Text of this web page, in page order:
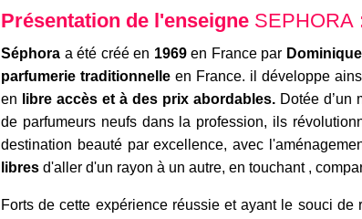
Présentation de l'enseigne SEPHORA
Séphora a été créé en 1969en France par
parfumerie traditionnelleen France. il développe
en
libre accès et à des prix abordables. Dotée d’un
de parfumeurs neufs dans la profession, ils
destination beauté par excellence, avec
libres d'aller d'un rayon à un autre, en touchant ,
Forts de cette expérience réussie et ayant le souci de